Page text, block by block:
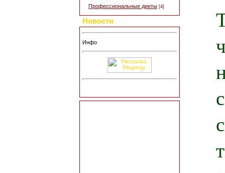
Профессиональные диеты [4]
Новости
Инфо